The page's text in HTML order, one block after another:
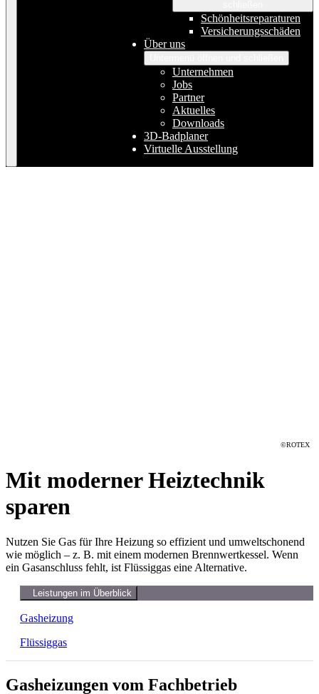
Schönheitsreparaturen
Versicherungsschäden
Über uns
Unternehmen
Jobs
Partner
Aktuelles
Downloads
3D-Badplaner
Virtuelle Ausstellung
©ROTEX
Mit moderner Heiztechnik
sparen
Nutzen Sie Gas für Ihre Heizung so effizient und umweltschonend
wie möglich – z. B. mit einem modernen Brennwertkessel. Wenn
ein Gasanschluss fehlt, ist Flüssiggas eine Alternative.
Leistungen im Überblick
Gasheizung
Flüssiggas
Gasheizungen vom Fachbetrieb